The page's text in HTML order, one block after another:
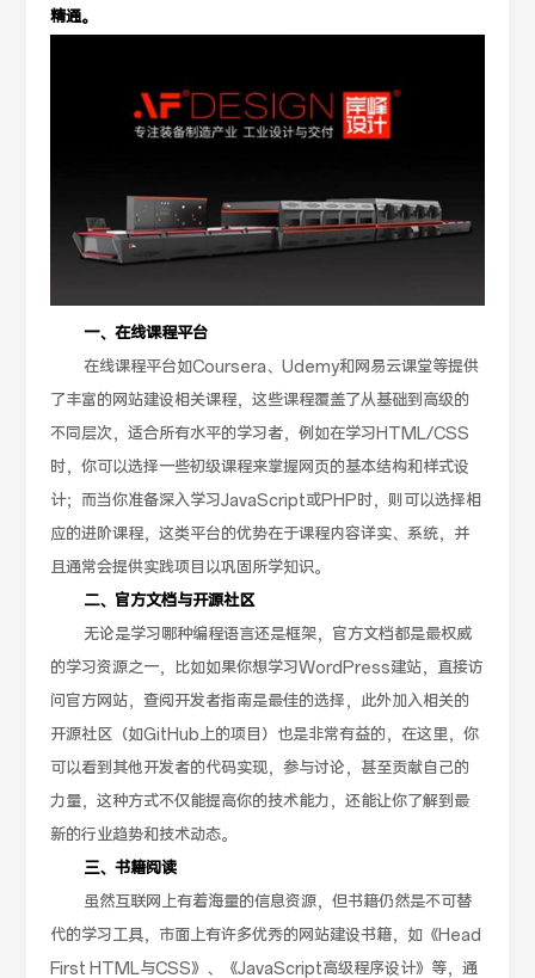
精通。
一、在线课程平台
在线课程平台如Coursera、Udemy和网易云课堂等提供
了丰富的网站建设相关课程，这些课程覆盖了从基础到高级的
不同层次，适合所有水平的学习者，例如在学习HTML/CSS
时，你可以选择一些初级课程来掌握网页的基本结构和样式设
计；而当你准备深入学习JavaScript或PHP时，则可以选择相
应的进阶课程，这类平台的优势在于课程内容详实、系统，并
且通常会提供实践项目以巩固所学知识。
二、官方文档与开源社区
无论是学习哪种编程语言还是框架，官方文档都是最权威
的学习资源之一，比如如果你想学习WordPress建站，直接访
问官方网站，查阅开发者指南是最佳的选择，此外加入相关的
开源社区（如GitHub上的项目）也是非常有益的，在这里，你
可以看到其他开发者的代码实现，参与讨论，甚至贡献自己的
力量，这种方式不仅能提高你的技术能力，还能让你了解到最
新的行业趋势和技术动态。
三、书籍阅读
虽然互联网上有着海量的信息资源，但书籍仍然是不可替
代的学习工具，市面上有许多优秀的网站建设书籍，如《Head
First HTML与CSS》、《JavaScript高级程序设计》等，通